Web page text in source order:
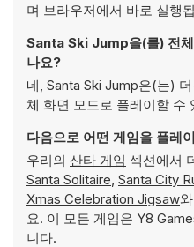
며 브라우저에서 바로 실행
Santa Ski Jump을(를) 전
나요?
네, Santa Ski Jump은(는)
체 화면 모드로 플레이할 수
다음으로 어떤 게임을 플레
우리의 산타 게임 섹션에서
Santa Solitaire, Santa City
Xmas Celebration Jigsaw
요. 이 모든 게임은 Y8
니다.